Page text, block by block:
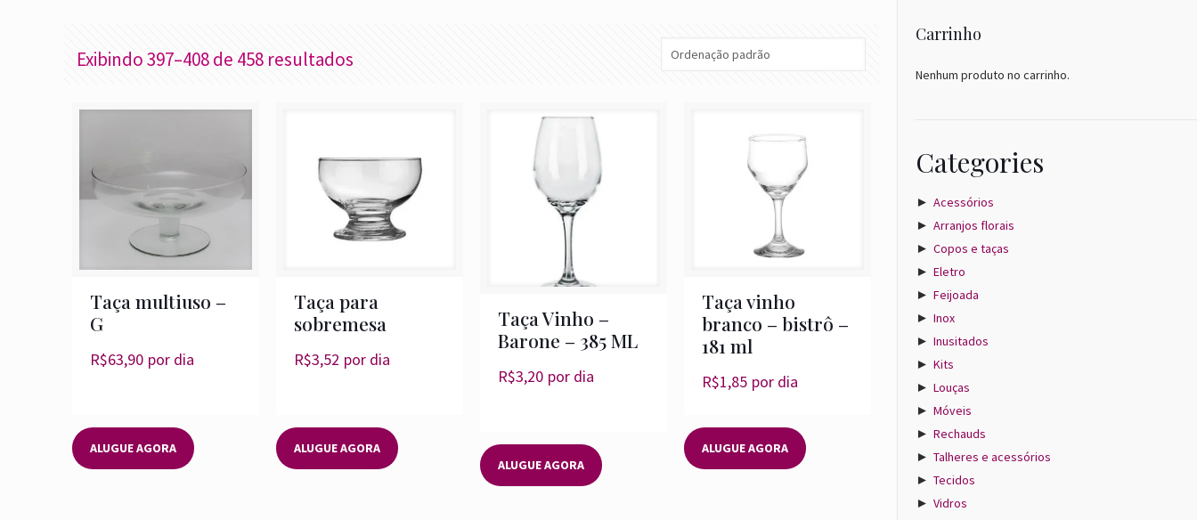
Exibindo 397–408 de 458 resultados
Taça multiuso –
G
R$63,90 por dia
ALUGUE AGORA
Taça para
sobremesa
R$3,52 por dia
ALUGUE AGORA
Taça Vinho –
Barone – 385 ML
R$3,20 por dia
ALUGUE AGORA
Taça vinho
branco – bistrô –
181 ml
R$1,85 por dia
ALUGUE AGORA
Carrinho
Nenhum produto no carrinho.
Categories
► Acessórios
► Arranjos florais
► Copos e taças
► Eletro
► Feijoada
► Inox
► Inusitados
► Kits
► Louças
► Móveis
► Rechauds
► Talheres e acessórios
► Tecidos
► Vidros